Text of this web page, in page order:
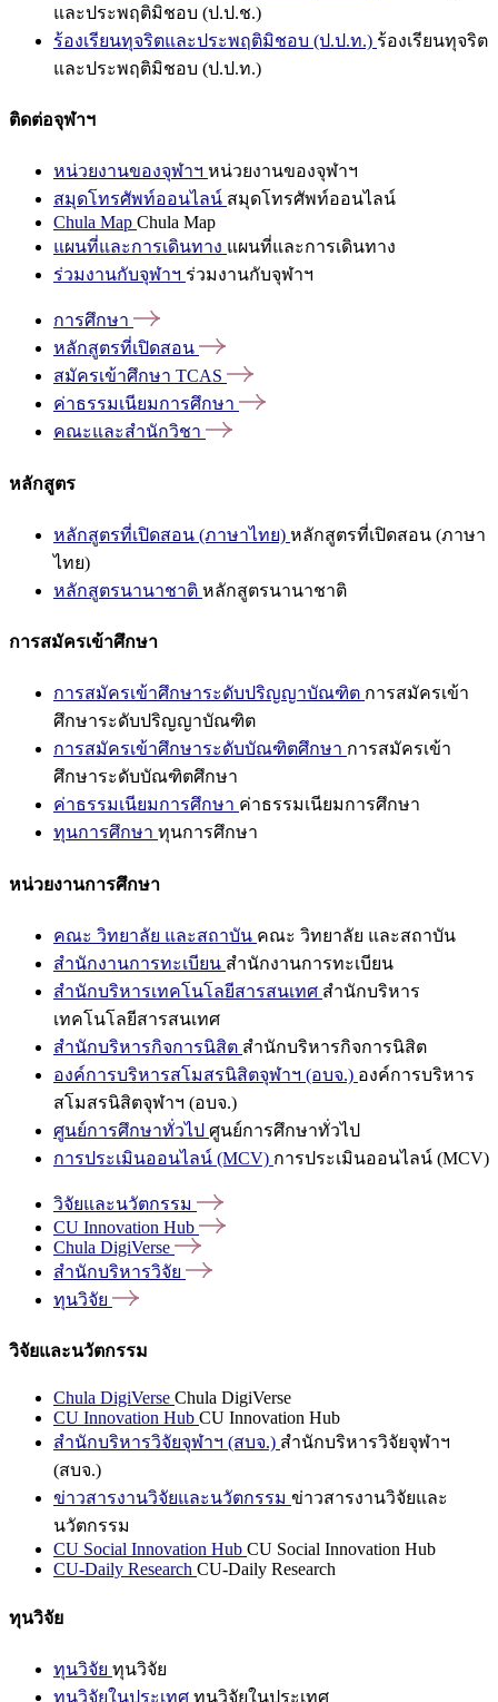
และประพฤติมิชอบ (ป.ป.ช.)
ร้องเรียนทุจริตและประพฤติมิชอบ (ป.ป.ท.) ร้องเรียนทุจริต
และประพฤติมิชอบ (ป.ป.ท.)
ติดต่อจุฬาฯ
หน่วยงานของจุฬาฯ หน่วยงานของจุฬาฯ
สมุดโทรศัพท์ออนไลน์ สมุดโทรศัพท์ออนไลน์
Chula Map Chula Map
แผนที่และการเดินทาง แผนที่และการเดินทาง
ร่วมงานกับจุฬาฯ ร่วมงานกับจุฬาฯ
การศึกษา
หลักสูตรที่เปิดสอน
สมัครเข้าศึกษา TCAS
ค่าธรรมเนียมการศึกษา
คณะและสำนักวิชา
หลักสูตร
หลักสูตรที่เปิดสอน (ภาษาไทย) หลักสูตรที่เปิดสอน (ภาษา
ไทย)
หลักสูตรนานาชาติ หลักสูตรนานาชาติ
การสมัครเข้าศึกษา
การสมัครเข้าศึกษาระดับปริญญาบัณฑิต การสมัครเข้า
ศึกษาระดับปริญญาบัณฑิต
การสมัครเข้าศึกษาระดับบัณฑิตศึกษา การสมัครเข้า
ศึกษาระดับบัณฑิตศึกษา
ค่าธรรมเนียมการศึกษา ค่าธรรมเนียมการศึกษา
ทุนการศึกษา ทุนการศึกษา
หน่วยงานการศึกษา
คณะ วิทยาลัย และสถาบัน คณะ วิทยาลัย และสถาบัน
สำนักงานการทะเบียน สำนักงานการทะเบียน
สำนักบริหารเทคโนโลยีสารสนเทศ สำนักบริหาร
เทคโนโลยีสารสนเทศ
สำนักบริหารกิจการนิสิต สำนักบริหารกิจการนิสิต
องค์การบริหารสโมสรนิสิตจุฬาฯ (อบจ.) องค์การบริหาร
สโมสรนิสิตจุฬาฯ (อบจ.)
ศูนย์การศึกษาทั่วไป ศูนย์การศึกษาทั่วไป
การประเมินออนไลน์ (MCV) การประเมินออนไลน์ (MCV)
วิจัยและนวัตกรรม
CU Innovation Hub
Chula DigiVerse
สำนักบริหารวิจัย
ทุนวิจัย
วิจัยและนวัตกรรม
Chula DigiVerse Chula DigiVerse
CU Innovation Hub CU Innovation Hub
สำนักบริหารวิจัยจุฬาฯ (สบจ.) สำนักบริหารวิจัยจุฬาฯ
(สบจ.)
ข่าวสารงานวิจัยและนวัตกรรม ข่าวสารงานวิจัยและ
นวัตกรรม
CU Social Innovation Hub CU Social Innovation Hub
CU-Daily Research CU-Daily Research
ทุนวิจัย
ทุนวิจัย ทุนวิจัย
ทุนวิจัยในประเทศ ทุนวิจัยในประเทศ